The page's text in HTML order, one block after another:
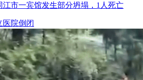
江市一宾馆发生部分坍塌，1人死亡
医院倒闭